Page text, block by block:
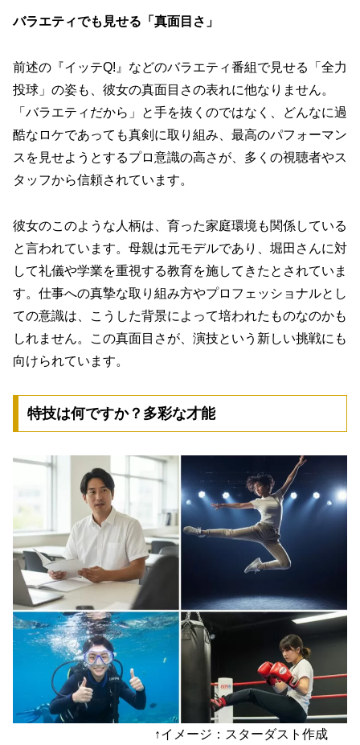
バラエティでも見せる「真面目さ」
前述の『イッテQ!』などのバラエティ番組で見せる「全力
投球」の姿も、彼女の真面目さの表れに他なりません。
「バラエティだから」と手を抜くのではなく、どんなに過
酷なロケであっても真剣に取り組み、最高のパフォーマン
スを見せようとするプロ意識の高さが、多くの視聴者やス
タッフから信頼されています。
彼女のこのような人柄は、育った家庭環境も関係している
と言われています。母親は元モデルであり、堀田さんに対
して礼儀や学業を重視する教育を施してきたとされていま
す。仕事への真摯な取り組み方やプロフェッショナルとし
ての意識は、こうした背景によって培われたものなのかも
しれません。この真面目さが、演技という新しい挑戦にも
向けられています。
特技は何ですか？多彩な才能
↑イメージ：スターダスト作成